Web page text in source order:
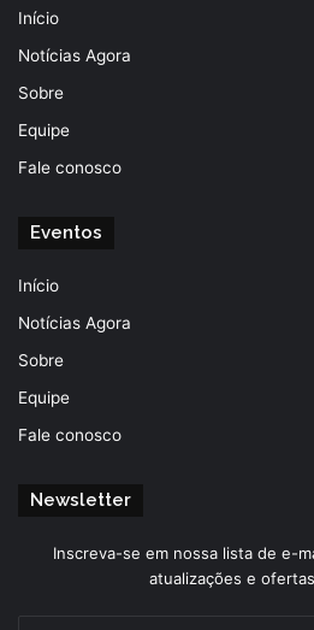
Início
Notícias Agora
Sobre
Equipe
Fale conosco
Eventos
Início
Notícias Agora
Sobre
Equipe
Fale conosco
Newsletter
Inscreva-se em nossa lista de e-
atualizações e